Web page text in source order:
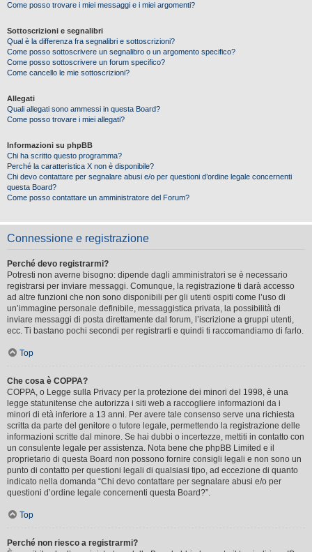
Come posso trovare i miei messaggi e i miei argomenti?
Sottoscrizioni e segnalibri
Qual è la differenza fra segnalibri e sottoscrizioni?
Come posso sottoscrivere un segnalibro o un argomento specifico?
Come posso sottoscrivere un forum specifico?
Come cancello le mie sottoscrizioni?
Allegati
Quali allegati sono ammessi in questa Board?
Come posso trovare i miei allegati?
Informazioni su phpBB
Chi ha scritto questo programma?
Perché la caratteristica X non è disponibile?
Chi devo contattare per segnalare abusi e/o per questioni d’ordine legale concernenti
questa Board?
Come posso contattare un amministratore del Forum?
Connessione e registrazione
Perché devo registrarmi?
Potresti non averne bisogno: dipende dagli amministratori se è necessario
registrarsi per inviare messaggi. Comunque, la registrazione ti darà accesso
ad altre funzioni che non sono disponibili per gli utenti ospiti come l’uso di
un’immagine personale definibile, messaggistica privata, la possibilità di
inviare messaggi di posta direttamente dal forum, l’iscrizione a gruppi utenti,
ecc. Ti bastano pochi secondi per registrarti e quindi ti raccomandiamo di farlo.
Top
Che cosa è COPPA?
COPPA, o Legge sulla Privacy per la protezione dei minori del 1998, è una
legge statunitense che autorizza i siti web a raccogliere informazioni da i
minori di età inferiore a 13 anni. Per avere tale consenso serve una richiesta
scritta da parte del genitore o tutore legale, permettendo la registrazione delle
informazioni scritte dal minore. Se hai dubbi o incertezze, mettiti in contatto con
un consulente legale per assistenza. Nota bene che phpBB Limited e il
proprietario di questa Board non possono fornire consigli legali e non sono un
punto di contatto per questioni legali di qualsiasi tipo, ad eccezione di quanto
indicato nella domanda “Chi devo contattare per segnalare abusi e/o per
questioni d’ordine legale concernenti questa Board?”.
Top
Perché non riesco a registrarmi?